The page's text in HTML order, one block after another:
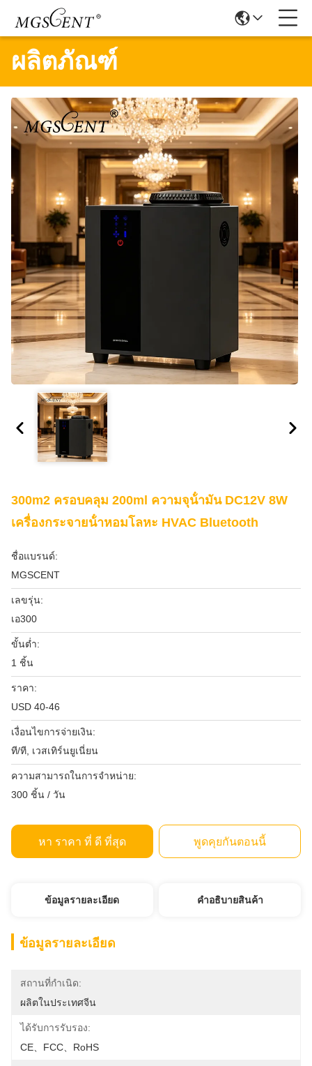
ผลิตภัณฑ์
300m2 ครอบคลุม 200ml ความจุน้ํามัน DC12V 8W
เครื่องกระจายน้ําหอมโลหะ HVAC Bluetooth
ชื่อแบรนด์:
MGSCENT
เลขรุ่น:
เอ300
ขั้นต่ำ:
1 ชิ้น
ราคา:
USD 40-46
เงื่อนไขการจ่ายเงิน:
ที/ที, เวสเทิร์นยูเนี่ยน
ความสามารถในการจําหน่าย:
300 ชิ้น / วัน
หา ราคา ที่ ดี ที่สุด พูดคุยกันตอนนี้
ข้อมูลรายละเอียด คําอธิบายสินค้า
ข้อมูลรายละเอียด
สถานที่กำเนิด:
ผลิตในประเทศจีน
ได้รับการรับรอง:
CE、FCC、RoHS